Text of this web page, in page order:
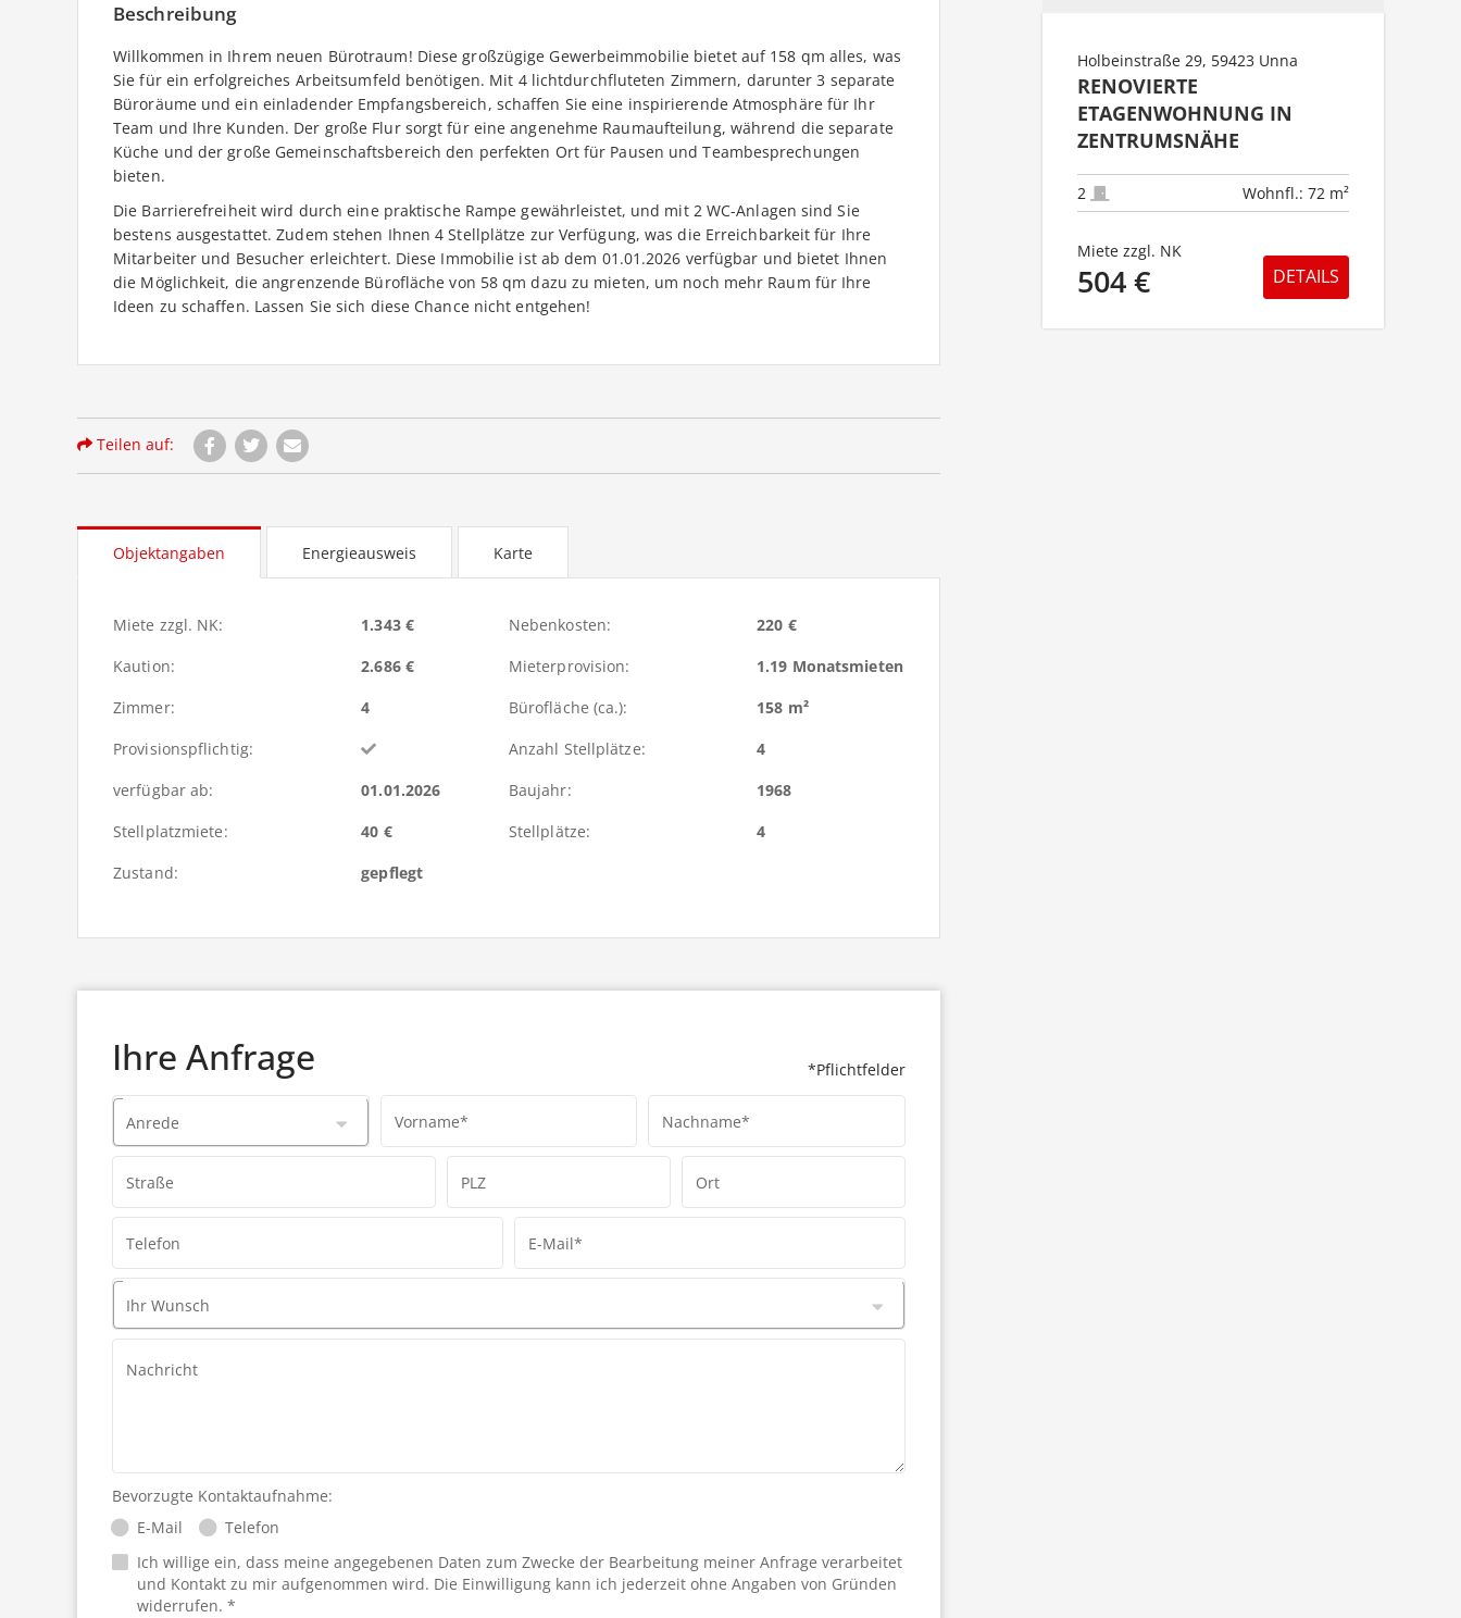
Beschreibung
Willkommen in Ihrem neuen Bürotraum! Diese großzügige Gewerbeimmobilie bietet auf 158 qm alles, was
Sie für ein erfolgreiches Arbeitsumfeld benötigen. Mit 4 lichtdurchfluteten Zimmern, darunter 3 separate
Büroräume und ein einladender Empfangsbereich, schaffen Sie eine inspirierende Atmosphäre für Ihr
Team und Ihre Kunden. Der große Flur sorgt für eine angenehme Raumaufteilung, während die separate
Küche und der große Gemeinschaftsbereich den perfekten Ort für Pausen und Teambesprechungen
bieten.
Die Barrierefreiheit wird durch eine praktische Rampe gewährleistet, und mit 2 WC-Anlagen sind Sie
bestens ausgestattet. Zudem stehen Ihnen 4 Stellplätze zur Verfügung, was die Erreichbarkeit für Ihre
Mitarbeiter und Besucher erleichtert. Diese Immobilie ist ab dem 01.01.2026 verfügbar und bietet Ihnen
die Möglichkeit, die angrenzende Bürofläche von 58 qm dazu zu mieten, um noch mehr Raum für Ihre
Ideen zu schaffen. Lassen Sie sich diese Chance nicht entgehen!
Teilen auf:
Objektangaben Energieausweis Karte
Miete zzgl. NK: 1.343 € Nebenkosten:
220 €
Kaution:
2.686 € Mieterprovision:
1.19 Monatsmieten
Zimmer:
4 Bürofläche (ca.):
158 m²
Provisionspflichtig:
Anzahl Stellplätze:
4
verfügbar ab:
01.01.2026 Baujahr:
1968
Stellplatzmiete:
40 € Stellplätze:
4
Zustand:
gepflegt
*Pflichtfelder
Ihre Anfrage
Anrede Vorname* Nachname*
Straße PLZ Ort
Telefon E-Mail*
Ihr Wunsch
Nachricht
Bevorzugte Kontaktaufnahme:
E-Mail
Telefon
Ich willige ein, dass meine angegebenen Daten zum Zwecke der Bearbeitung meiner Anfrage verarbeitet
und Kontakt zu mir aufgenommen wird. Die Einwilligung kann ich jederzeit ohne Angaben von Gründen
widerrufen. *
Holbeinstraße 29, 59423 Unna
RENOVIERTE
ETAGENWOHNUNG IN
ZENTRUMSNÄHE
2 Wohnfl.: 72 m²
Miete zzgl. NK
504 € DETAILS